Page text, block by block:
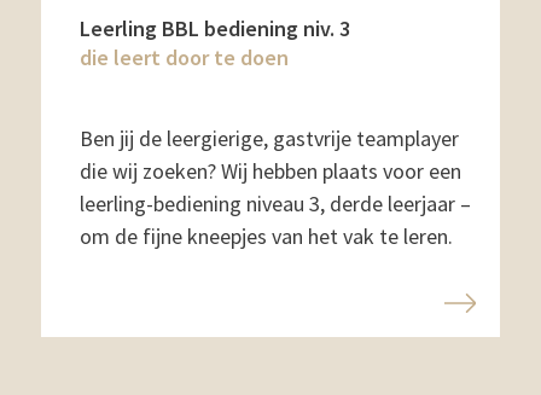
Leerling BBL bediening niv. 3
die leert door te doen
Ben jij de leergierige, gastvrije teamplayer
die wij zoeken? Wij hebben plaats voor een
leerling-bediening niveau 3, derde leerjaar –
om de fijne kneepjes van het vak te leren.